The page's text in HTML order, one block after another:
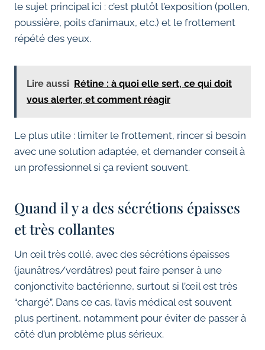
le sujet principal ici : c’est plutôt l’exposition (pollen,
poussière, poils d’animaux, etc.) et le frottement
répété des yeux.
Lire aussi Rétine : à quoi elle sert, ce qui doit
vous alerter, et comment réagir
Le plus utile : limiter le frottement, rincer si besoin
avec une solution adaptée, et demander conseil à
un professionnel si ça revient souvent.
Quand il y a des sécrétions épaisses
et très collantes
Un œil très collé, avec des sécrétions épaisses
(jaunâtres/verdâtres) peut faire penser à une
conjonctivite bactérienne, surtout si l’œil est très
“chargé”. Dans ce cas, l’avis médical est souvent
plus pertinent, notamment pour éviter de passer à
côté d’un problème plus sérieux.